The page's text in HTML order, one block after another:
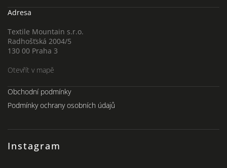
Adresa
Textile Mountain s.r.o.
Radhošťská 2004/5
130 00 Praha 3
Otevřít v mapě
Instagram
Obchodní podmínky
Podmínky ochrany osobních údajů